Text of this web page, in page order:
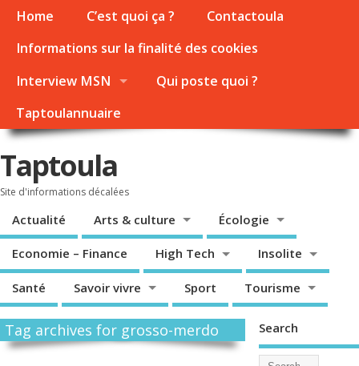
Home C’est quoi ça ?
Contactoula
Informations sur la finalité des cookies
Interview MSN
Qui poste quoi ?
Taptoulannuaire
Taptoula
Site d'informations décalées
Actualité Arts & culture Écologie
Economie – Finance High Tech Insolite
Santé Savoir vivre Sport Tourisme
Tag archives for grosso-merdo Search